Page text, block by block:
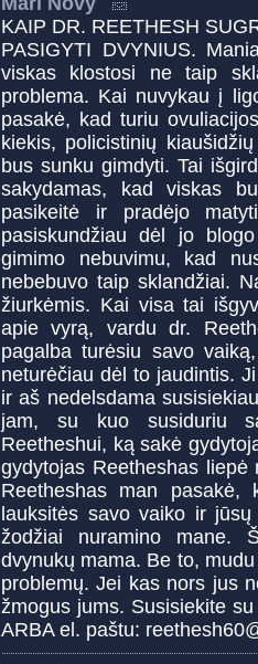
KAIP DR. REETHESH
PASIGYTI DVYNIUS.
viskas klostosi ne taip
problema. Kai nuvykau į
pasakė, kad turiu
kiekis, policistinių
bus sunku gimdyti. Tai
sakydamas, kad viskas
pasikeitė ir pradėjo
pasiskundžiau dėl jo
gimimo nebuvimu, kad
nebebuvo taip sklandžiai.
žiurkėmis. Kai visa tai
apie vyrą, vardu dr.
pagalba turėsiu savo
neturėčiau dėl to jaudintis.
ir aš nedelsdama
jam, su kuo susiduriu
Reetheshui, ką sakė
gydytojas Reetheshas
Reetheshas man
lauksitės savo vaiko ir
žodžiai nuramino mane.
dvynukų mama. Be to,
problemų. Jei kas nors jus
žmogus jums. Susisiekite
ARBA el. paštu: